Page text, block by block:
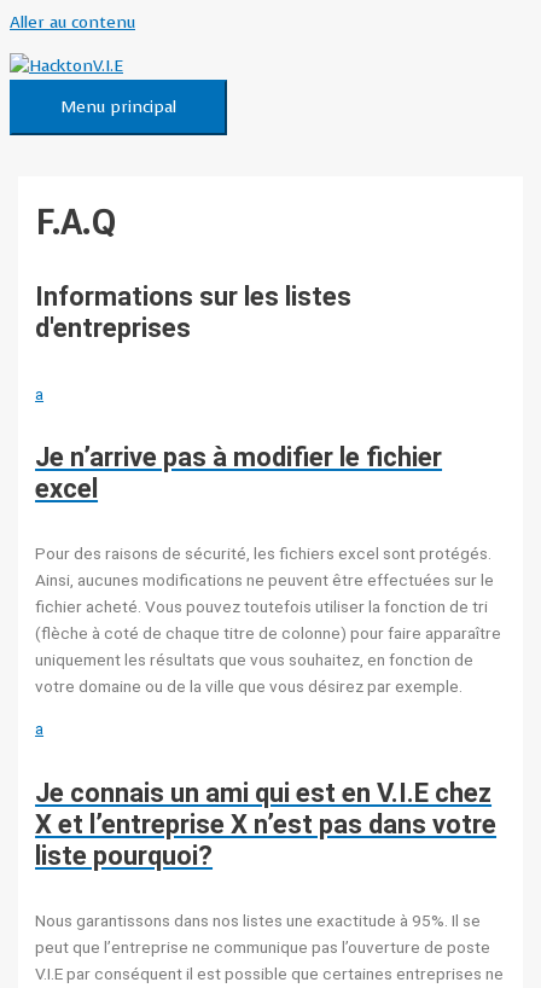
Aller au contenu
Menu principal
F.A.Q
Informations sur les listes
d'entreprises
a
Je n’arrive pas à modifier le fichier
excel
Pour des raisons de sécurité, les fichiers excel sont protégés.
Ainsi, aucunes modifications ne peuvent être effectuées sur le
fichier acheté. Vous pouvez toutefois utiliser la fonction de tri
(flèche à coté de chaque titre de colonne) pour faire apparaître
uniquement les résultats que vous souhaitez, en fonction de
votre domaine ou de la ville que vous désirez par exemple.
a
Je connais un ami qui est en V.I.E chez
X et l’entreprise X n’est pas dans votre
liste pourquoi?
Nous garantissons dans nos listes une exactitude à 95%. Il se
peut que l’entreprise ne communique pas l’ouverture de poste
V.I.E par conséquent il est possible que certaines entreprises ne